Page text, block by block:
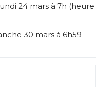
24 mars à 7h (heure
30 mars à 6h59